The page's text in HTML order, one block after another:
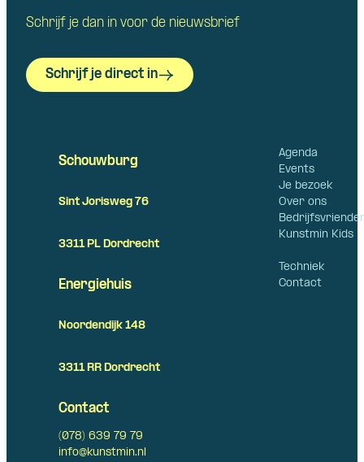
Schrijf je dan in voor de nieuwsbrief
Schrijf je direct in
Agenda
Events
Je bezoek
Over ons
Kunstmin Kids
Techniek
Contact
Schouwburg
Sint Jorisweg 76
3311 PL Dordrecht
Energiehuis
Noordendijk 148
3311 RR Dordrecht
Contact
(078) 639 79 79
info@kunstmin.nl